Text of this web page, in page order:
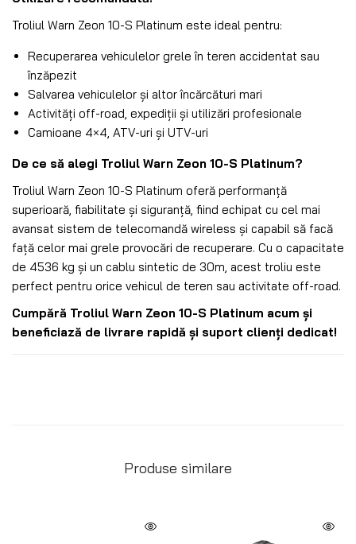
Troliul Warn Zeon 10-S Platinum este ideal pentru:
Recuperarea vehiculelor grele în teren accidentat sau
înzăpezit
Salvarea vehiculelor și altor încărcături mari
Activități off-road, expediții și utilizări profesionale
Camioane 4×4, ATV-uri și UTV-uri
De ce să alegi Troliul Warn Zeon 10-S Platinum?
Troliul Warn Zeon 10-S Platinum oferă performanță
superioară, fiabilitate și siguranță, fiind echipat cu cel mai
avansat sistem de telecomandă wireless și capabil să facă
față celor mai grele provocări de recuperare. Cu o capacitate
de 4536 kg și un cablu sintetic de 30m, acest troliu este
perfect pentru orice vehicul de teren sau activitate off-road.
Cumpără Troliul Warn Zeon 10-S Platinum acum și
beneficiază de livrare rapidă și suport clienți dedicat!
Produse similare